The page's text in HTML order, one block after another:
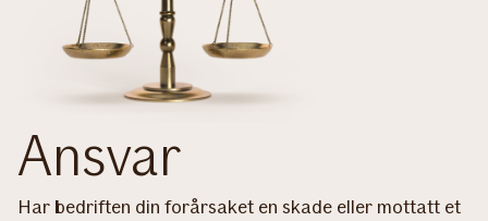
Ansvar
Har bedriften din forårsaket en skade eller mottatt et